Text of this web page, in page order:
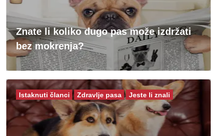
Znate li koliko dugo pas može izdržati
bez mokrenja?
Istaknuti članci Zdravlje pasa Jeste li znali